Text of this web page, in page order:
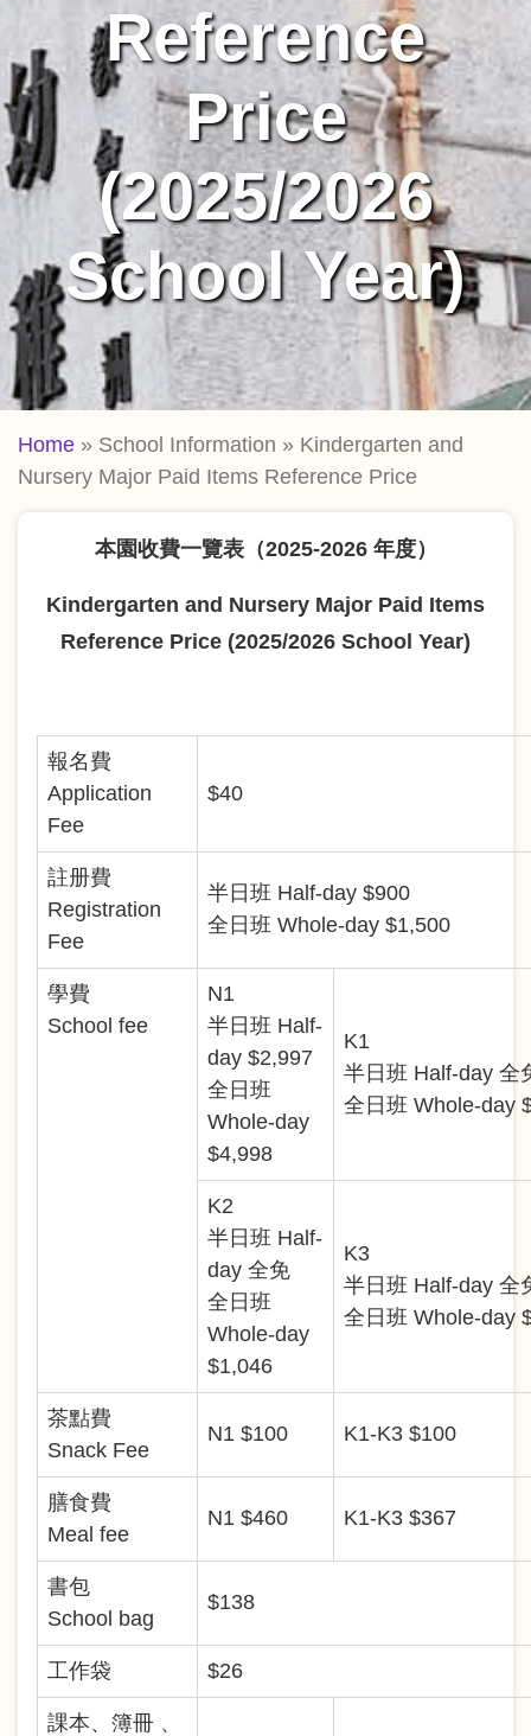
Reference
Price
(2025/2026
School Year)
Breadcrumb
Home School Information
Kindergarten and
Nursery Major Paid Items Reference Price
本園收費一覽表（2025-2026 年度）
Kindergarten and Nursery Major Paid Items
Reference Price (2025/2026 School Year)
報名費
Application
Fee
$40
註册費
Registration
Fee
半日班 Half-day $900
全日班 Whole-day $1,500
學費
School fee
N1
半日班 Half-
day $2,997
全日班
Whole-day
$4,998
K1
半日班 Half-day 全
全日班 Whole-day
K2
半日班 Half-
day 全免
全日班
Whole-day
$1,046
K3
半日班 Half-day 全
全日班 Whole-day
茶點費
Snack Fee
N1 $100 K1-K3 $100
膳食費
Meal fee
N1 $460 K1-K3 $367
書包
School bag
$138
工作袋 $26
課本、簿冊 、